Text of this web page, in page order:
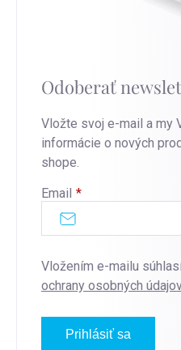
Odoberať
Vložte svoj e-mail a my
informácie o nových
shope.
Email
Vložením e-mailu
ochrany osobných
Prihlásiť sa